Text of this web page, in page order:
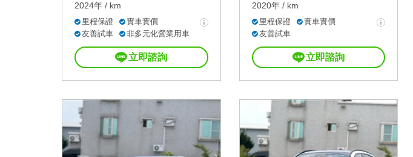
2024年 / km
里程保證
實車實價
友善試車
非多元化營業用車
立即諮詢
2020年 / km
里程保證
實車實價
友善試車
立即諮詢